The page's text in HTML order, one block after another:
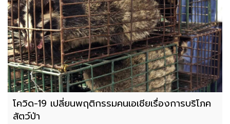
โควิด-19 เปลี่ยนพฤติกรรมคนเอเชียเรื่องการบริโภค
สัตว์ป่า